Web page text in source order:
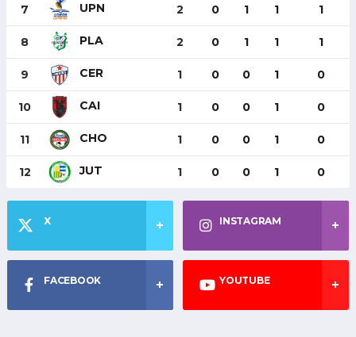
7 UPN 2 0 1 1 1
8 PLA 2 0 1 1 1
9 CER 1 0 0 1 0
10 CAI 1 0 0 1 0
11 CHO 1 0 0 1 0
12 JUT 1 0 0 1 0
X INSTAGRAM
FACEBOOK YOUTUBE